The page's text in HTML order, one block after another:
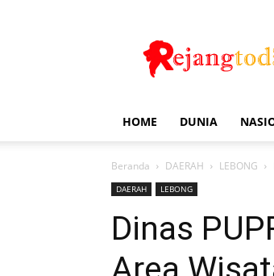
HOME DUNIA
Beranda DAERAH LEBONG
DAERAH LEBONG
Dinas